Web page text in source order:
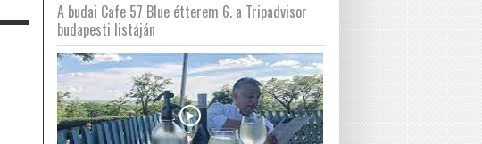
A budai Cafe 57 Blue étterem 6. a Tripadvisor
budapesti listáján